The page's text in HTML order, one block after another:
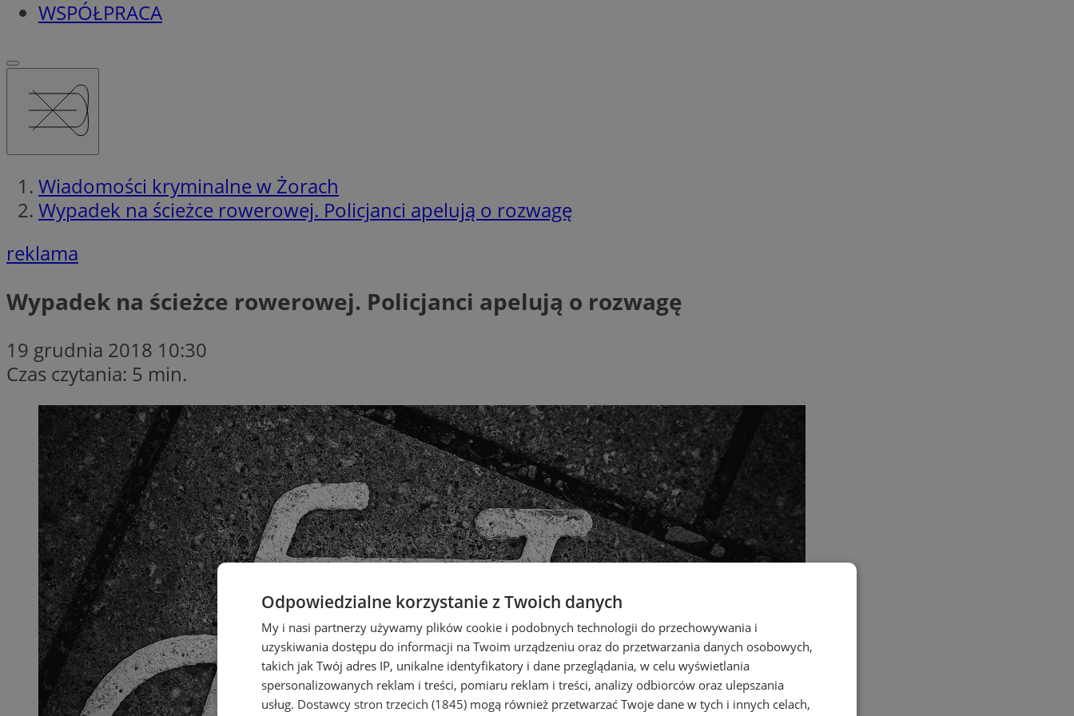
WSPÓŁPRACA
Wiadomości kryminalne w Żorach
Wypadek na ścieżce rowerowej. Policjanci apelują o rozwagę
reklama
Wypadek na ścieżce rowerowej. Policjanci apelują o rozwagę
19 grudnia 2018 10:30
Czas czytania: 5 min.
Odpowiedzialne korzystanie z Twoich danych
My i nasi partnerzy używamy plików cookie i podobnych technologii do przechowywania i
uzyskiwania dostępu do informacji na Twoim urządzeniu oraz do przetwarzania danych osobowych,
takich jak Twój adres IP, unikalne identyfikatory i dane przeglądania, w celu wyświetlania
spersonalizowanych reklam i treści, pomiaru reklam i treści, analizy odbiorców oraz ulepszania
usług. Dostawcy stron trzecich (1845) mogą również przetwarzać Twoje dane w tych i innych celach,